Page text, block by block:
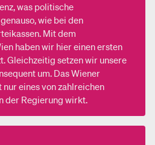
was politische
wie bei den
Mit dem
haben wir hier einen ersten
Gleichzeitig setzen wir unsere
um. Das Wiener
eines von zahlreichen
der Regierung wirkt.